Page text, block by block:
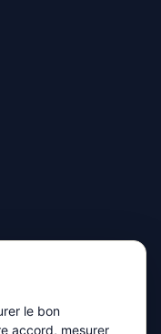
le bon
accord, mesurer